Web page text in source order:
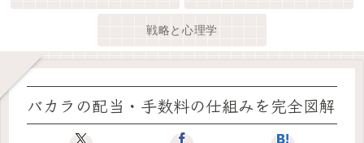
戦略と心理学
バカラの配当・手数料の仕組みを完全図解